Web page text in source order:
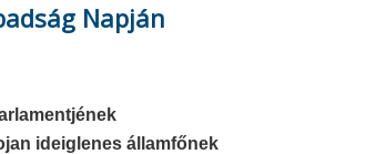
Napján
ideiglenes államfőnek